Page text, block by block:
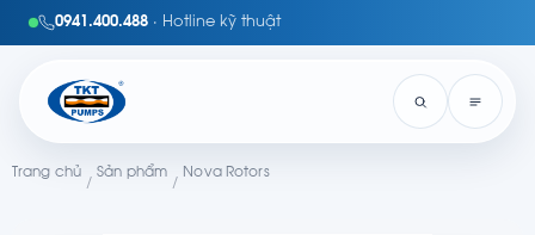
0941.400.488 · Hotline kỹ thuật
Trang chủ
/
Sản phẩm
/
Nova Rotors